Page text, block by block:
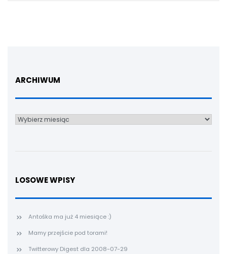
ARCHIWUM
Archiwum
LOSOWE WPISY
Antośka ma już 4 miesiące :)
Mamy przejście pod torami!
Twitterowy Digest dla 2008-07-29